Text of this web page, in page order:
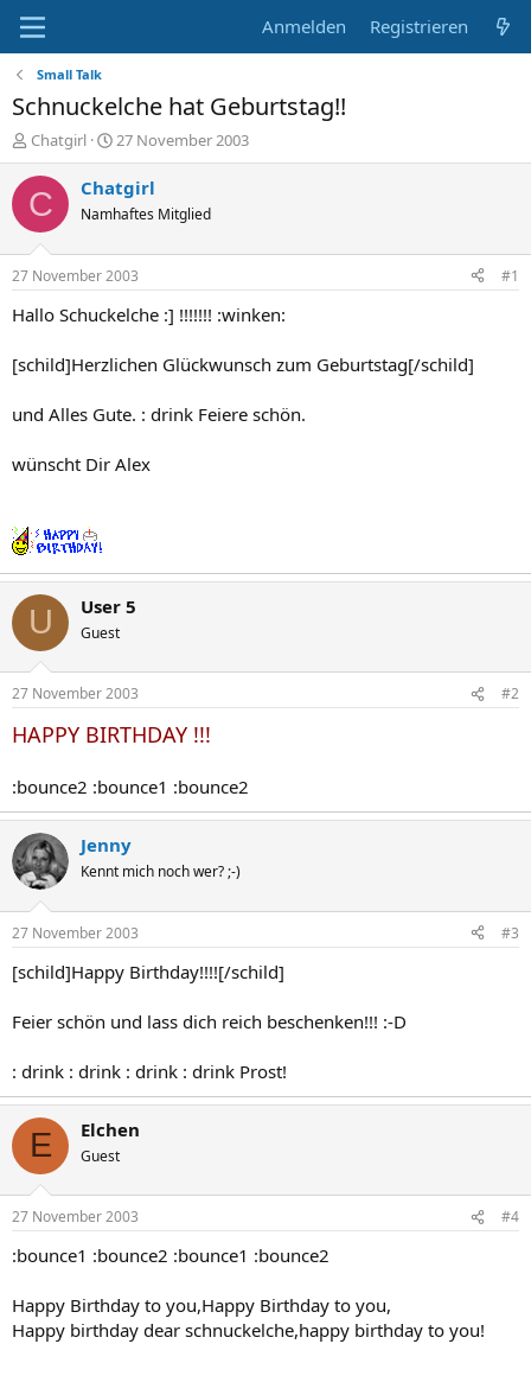
Anmelden Registrieren
Small Talk
Schnuckelche hat Geburtstag!!
E
r
s
t
e
r
Chatgirl
E
r
s
e
l
t
a
27 November 2003
C Chatgirl
Namhaftes Mitglied
27 November 2003 #1
Hallo Schuckelche :] !!!!!!! :winken:
[schild]Herzlichen Glückwunsch zum Geburtstag[/schild]
und Alles Gute. : drink Feiere schön.
wünscht Dir Alex
U User 5
Guest
27 November 2003 #2
HAPPY BIRTHDAY !!!
:bounce2 :bounce1 :bounce2
Jenny
Kennt mich noch wer? ;-)
27 November 2003 #3
[schild]Happy Birthday!!!![/schild]
Feier schön und lass dich reich beschenken!!! :-D
: drink : drink : drink : drink Prost!
E Elchen
Guest
27 November 2003 #4
:bounce1 :bounce2 :bounce1 :bounce2
Happy Birthday to you,Happy Birthday to you,
Happy birthday dear schnuckelche,happy birthday to you!